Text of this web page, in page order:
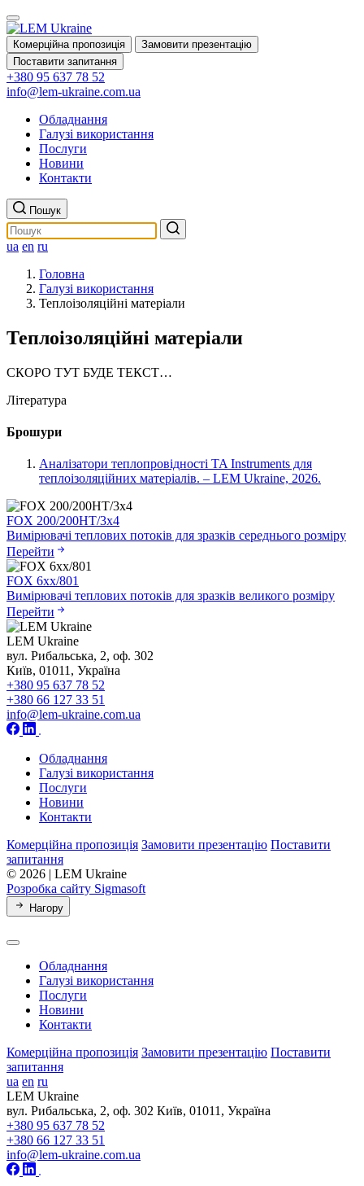
Комерційна пропозиція
Замовити презентацію
Поставити запитання
+380 95 637 78 52
info@lem-ukraine.com.ua
Обладнання
Галузі використання
Послуги
Новини
Контакти
Пошук
ua en ru
Головна
Галузі використання
Теплоізоляційні матеріали
Теплоізоляційні матеріали
СКОРО ТУТ БУДЕ ТЕКСТ…
Література
Брошури
Аналізатори теплопровідності TA Instruments для
теплоізоляційних матеріалів. – LEM Ukraine, 2026.
FOX 200/200HT/3x4
Вимірювачі теплових потоків для зразків середнього розміру
Перейти
FOX 6xx/801
Вимірювачі теплових потоків для зразків великого розміру
Перейти
LEM Ukraine
вул. Рибальська, 2, оф. 302
Київ, 01011, Україна
+380 95 637 78 52
+380 66 127 33 51
info@lem-ukraine.com.ua
Обладнання
Галузі використання
Послуги
Новини
Контакти
Комерційна пропозиція Замовити презентацію Поставити
запитання
© 2026 | LEM Ukraine
Розробка сайту Sigmasoft
Нагору
Обладнання
Галузі використання
Послуги
Новини
Контакти
Комерційна пропозиція Замовити презентацію Поставити
запитання
ua en ru
LEM Ukraine
вул. Рибальська, 2, оф. 302 Київ, 01011, Україна
+380 95 637 78 52
+380 66 127 33 51
info@lem-ukraine.com.ua